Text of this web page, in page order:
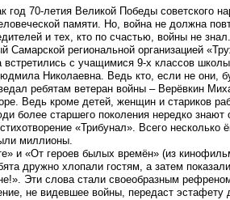
год 70-летия Великой Победы советского
памяти. Но, война не должна
и тех, кто по счастью, войны не
Самарской региональной организацией
встретились с учащимися 9-х классов
Николаевна. Ведь кто, если не они,
ребятам ветеран войны – Верёвкин
Ведь кроме детей, женщин и стариков
более старшего поколения нередко знают
«Трибунал». Всего
миллионы.
и «От героев былых времён» (из
дружно хлопали гостям, а затем
Эти слова стали своеобразным
не видевшее войны, передаст